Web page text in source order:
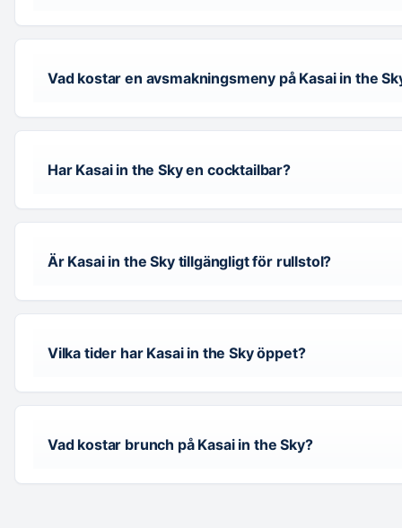
Vad kostar en avsmakningsmeny på Kasai in the
Har Kasai in the Sky en cocktailbar?
Är Kasai in the Sky tillgängligt för rullstol?
Vilka tider har Kasai in the Sky öppet?
Vad kostar brunch på Kasai in the Sky?